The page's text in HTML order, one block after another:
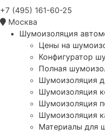
+7 (495) 161-60-25
Москва
Шумоизоляция
Цены на
Конфигуратор
Полная
Шумоизоляция
Шумоизоляция
Шумоизоляция
Шумоизоляция
Материалы для